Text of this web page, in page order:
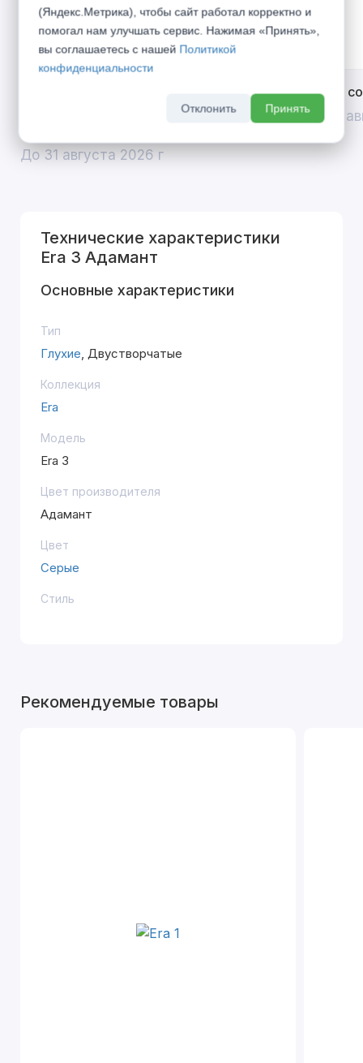
Открой двери выгоде. Дополнительная
скидка 10% на межкомнатные двери при
До 31 августа 2026 г
Divilux
До 31
Технические характеристики
Era 3 Адамант
Основные характеристики
Тип
Глухие, Двустворчатые
Коллекция
Era
Модель
Era 3
Цвет производителя
Адамант
Цвет
Серые
Стиль
Рекомендуемые товары
(Яндекс.Метрика), чтобы сайт работал корректно и
помогал нам улучшать сервис. Нажимая «Принять»,
вы соглашаетесь с нашей Политикой
конфиденциальности
Отклонить Принять